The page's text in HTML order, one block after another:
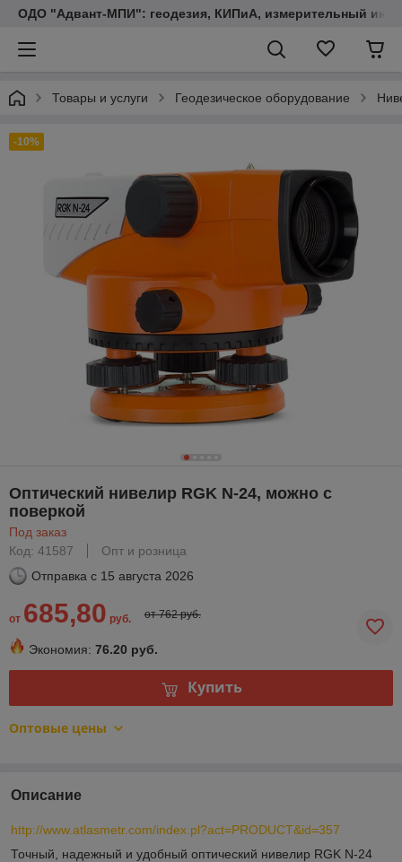
ОДО "Адвант-МПИ": геодезия, КИПиА, измерительный
Товары и услуги Геодезическое оборудование
-10%
Оптический нивелир RGK N-24, можно с
поверкой
Под заказ
Код: 41587
Опт и розница
Отправка с 15 августа 2026
от 685,80 руб. от 762 руб.
Экономия: 76.20 руб.
Купить
Оптовые цены
Описание
http://www.atlasmetr.com/index.pl?act=PRODUCT&id=357
Точный, надежный и удобный оптический нивелир RGK N-24